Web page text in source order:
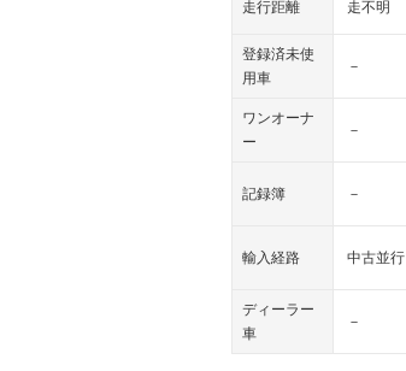
走行距離 走不明
登録済未使
用車
－
ワンオーナ
ー
－
記録簿 －
輸入経路 中古並行
ディーラー
車
－